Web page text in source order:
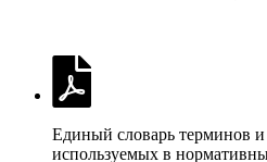
Единый словарь терминов и
используемых в